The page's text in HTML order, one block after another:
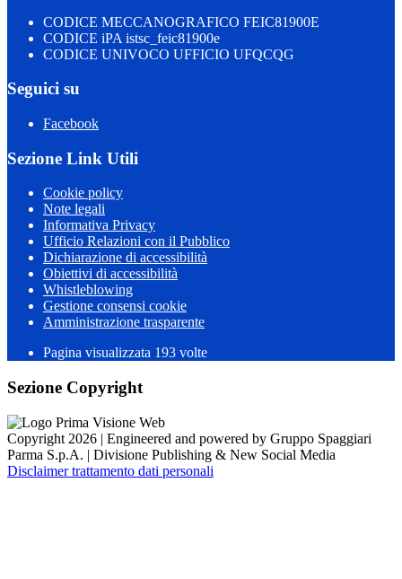
CODICE MECCANOGRAFICO FEIC81900E
CODICE iPA istsc_feic81900e
CODICE UNIVOCO UFFICIO UFQCQG
Seguici su
Facebook
Sezione Link Utili
Cookie policy
Note legali
Informativa Privacy
Ufficio Relazioni con il Pubblico
Dichiarazione di accessibilità
Obiettivi di accessibilità
Whistleblowing
Gestione consensi cookie
Amministrazione trasparente
Pagina visualizzata 193 volte
Sezione Copyright
Copyright 2026 | Engineered and powered by Gruppo Spaggiari
Parma S.p.A. | Divisione Publishing & New Social Media
Disclaimer trattamento dati personali